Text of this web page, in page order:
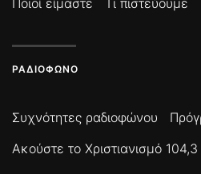
ΡΑΔΙΌΦΩΝΟ
Συχνότητες ραδιοφώνου
Ακούστε το Χριστιανισμό